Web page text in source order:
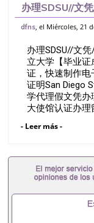
办理SDSU//文
圣地亚哥州立大
取通知书、学
dfns , el Miércoles, 21
办理SDSU//文
立大学【毕业
证，快速制作
证明San Diego
学代理假文凭
大使馆认证办
学位证书办理美
毕业证+成绩单
通知书，雅思
母及亲朋好友
校、转学，甚
材料，随时都
- Leer más -